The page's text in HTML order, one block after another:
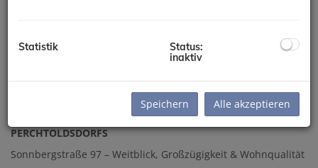
EXKLUSIVE CA. 156 m² GROSSE 4-ZIMMER-RESIDENZ MIT CA.
32 m² TERRASSE & WIENBLICK IM REFUGIUM SONNBERG ZU
KAUFEN! – WOHNEN ÜBER DEN DÄCHERN
PERCHTOLDSDORFS
Sonnbergstraße 97 – Weitblick, Großzügigkeit & Wohnqualität
Statistik
Status:
inaktiv
Speichern Alle akzeptieren